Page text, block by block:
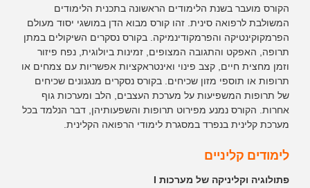
הקורס מועבר בשנת הלימודים הראשונה בתכנית הלימודים
המשולבת לרפואה סינית. זהו קורס מבוא הדן במושגי יסוד מעולם
הפרמקוקינטיקה והפרמקודינמיקה. בקורס נסקרים השיקולים במתן
תרופה, האפקט והתגובה המצופים, זמינות ביולוגית, נפח פיזור
וזמן מחצית חיים, קצב פינוי ואינטראקציות אפשריות עם צמחים או
תרופות או תוספי מזון שכיחים. בקורס נסקרים מנגנונים שכיחים
של תרופות המשפיעות על מערכת העצבים, הלב ומערכות גוף
אחרות. הקורס נמנע מפירוט תרופות והשפעותיהן, דבר הנלמד בכל
מערכת קלינית בנפרד במסגרת לימודי הרפואה הקלינית.
לימודים קליניים
פתולוגיה וקליניקה של מערכות I